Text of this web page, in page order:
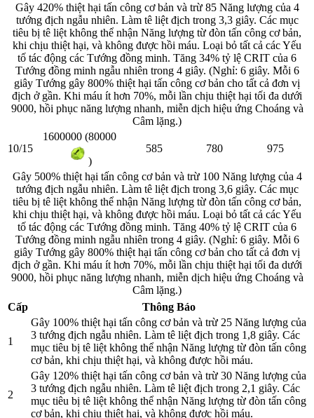
Gây 420% thiệt hại tấn công cơ bản và trừ 85 Năng lượng của 4
tướng địch ngẫu nhiên. Làm tê liệt địch trong 3,3 giây. Các mục
tiêu bị tê liệt không thể nhận Năng lượng từ đòn tấn công cơ bản,
khi chịu thiệt hại, và không được hồi máu. Loại bỏ tất cả các Yếu
tố tác động các Tướng đồng minh. Tăng 34% tỷ lệ CRIT của 6
Tướng đồng minh ngẫu nhiên trong 4 giây. (Nghỉ: 6 giây. Mỗi 6
giây Tướng gây 800% thiệt hại tấn công cơ bản cho tất cả đơn vị
địch ở gần. Khi máu ít hơn 70%, mỗi lần chịu thiệt hại tối đa dưới
9000, hồi phục năng lượng nhanh, miễn dịch hiệu ứng Choáng và
Câm lặng.)
10/15
1600000 (80000
)
585 780 975
Gây 500% thiệt hại tấn công cơ bản và trừ 100 Năng lượng của 4
tướng địch ngẫu nhiên. Làm tê liệt địch trong 3,6 giây. Các mục
tiêu bị tê liệt không thể nhận Năng lượng từ đòn tấn công cơ bản,
khi chịu thiệt hại, và không được hồi máu. Loại bỏ tất cả các Yếu
tố tác động các Tướng đồng minh. Tăng 40% tỷ lệ CRIT của 6
Tướng đồng minh ngẫu nhiên trong 4 giây. (Nghỉ: 6 giây. Mỗi 6
giây Tướng gây 800% thiệt hại tấn công cơ bản cho tất cả đơn vị
địch ở gần. Khi máu ít hơn 70%, mỗi lần chịu thiệt hại tối đa dưới
9000, hồi phục năng lượng nhanh, miễn dịch hiệu ứng Choáng và
Câm lặng.)
Cấp
Thông Báo
1
Gây 100% thiệt hại tấn công cơ bản và trừ 25 Năng lượng của
3 tướng địch ngẫu nhiên. Làm tê liệt địch trong 1,8 giây. Các
mục tiêu bị tê liệt không thể nhận Năng lượng từ đòn tấn công
cơ bản, khi chịu thiệt hại, và không được hồi máu.
2
Gây 120% thiệt hại tấn công cơ bản và trừ 30 Năng lượng của
3 tướng địch ngẫu nhiên. Làm tê liệt địch trong 2,1 giây. Các
mục tiêu bị tê liệt không thể nhận Năng lượng từ đòn tấn công
cơ bản, khi chịu thiệt hại, và không được hồi máu.